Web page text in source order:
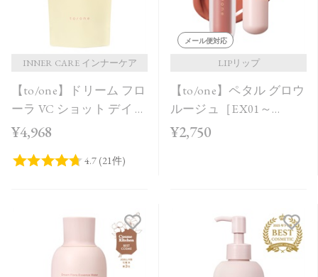
INNER CARE インナーケア
【to/one】ドリーム フロ
ーラ VC ショット デイ ブ
ライトニング プラス＜
¥4,968
メール便対応
LIPリップ
【to/one】ペタル グロウ
ルージュ［EX01～
EX04］＜2026 AW
¥2,750